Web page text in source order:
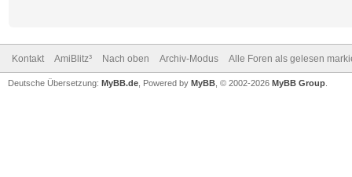
Kontakt AmiBlitz³ Nach oben Archiv-Modus Alle Foren als gelesen
Deutsche Übersetzung: MyBB.de , Powered by MyBB , © 2002-2026 MyBB Group